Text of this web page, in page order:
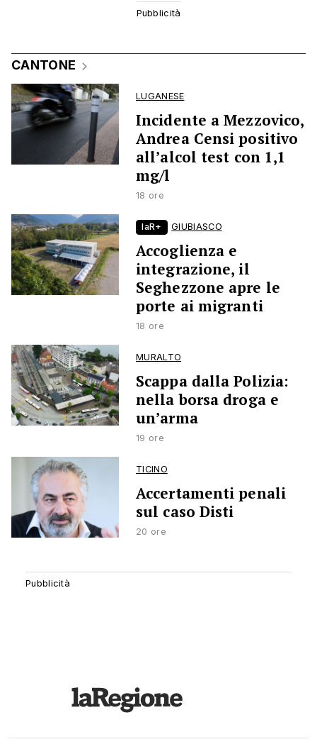
CANTONE
LUGANESE
Incidente a Mezzovico,
Andrea Censi positivo
all’alcol test con 1,1
mg/l
18 ore
laR+ GIUBIASCO
Accoglienza e
integrazione, il
Seghezzone apre le
porte ai migranti
18 ore
MURALTO
Scappa dalla Polizia:
nella borsa droga e
un’arma
19 ore
TICINO
Accertamenti penali
sul caso Disti
20 ore